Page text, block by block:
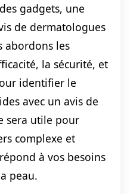
gadgets, une
de dermatologues
abordons les
la sécurité, et
identifier le
avec un avis de
sera utile pour
complexe et
à vos besoins
peau.